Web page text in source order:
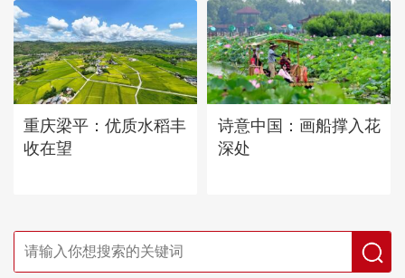
重庆梁平：优质水稻丰
收在望
诗意中国：画船撑入花
深处